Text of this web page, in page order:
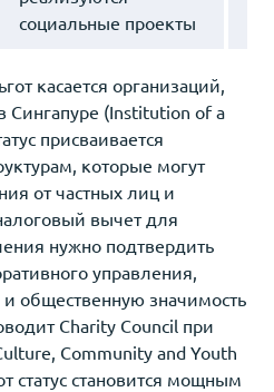
социальные проекты
касается организаций,
Сингапуре (Institution of a
присваивается
которые могут
от частных лиц и
вычет для
нужно подтвердить
управления,
и общественную значимость
Charity Council при
Community and Youth
статус становится мощным